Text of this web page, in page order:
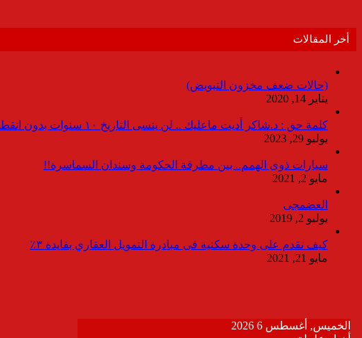
أخر المقالات
(حالات ضعف مخزون التبويض)
يناير 14, 2020
كلمة حق : د.شاكر أديت ماعليك .. لن ينسى التاريخ ١٠ سنوات بدون انقطاعات
يوليو 29, 2023
سيارات ذوى الهمم.. بين مطرقة الحكومة وسندان السماسرة!!
مايو 2, 2021
العضمجى
يوليو 2, 2019
كيف تقدم على وحدة سكنية فى مبادرة التمويل العقاري بفايدة ٣٪
مايو 21, 2021